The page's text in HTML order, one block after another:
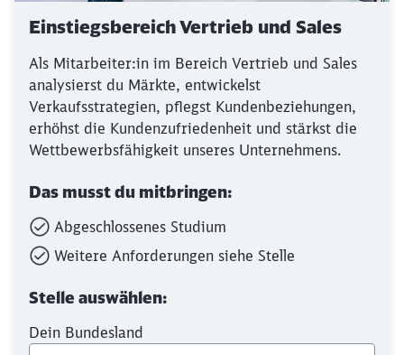
Einstiegsbereich Vertrieb und Sales
Als Mitarbeiter:in im Bereich Vertrieb und Sales
analysierst du Märkte, entwickelst
Verkaufsstrategien, pflegst Kundenbeziehungen,
erhöhst die Kundenzufriedenheit und stärkst die
Wettbewerbsfähigkeit unseres Unternehmens.
Das musst du mitbringen:
Abgeschlossenes Studium
Weitere Anforderungen siehe Stelle
Stelle auswählen:
Dein Bundesland
Abbrechen Weiter